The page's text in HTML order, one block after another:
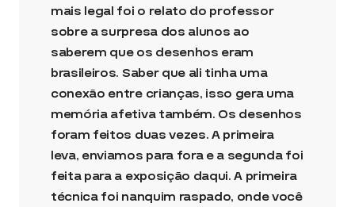
mais legal foi o relato do professor
sobre a surpresa dos alunos ao
saberem que os desenhos eram
brasileiros. Saber que ali tinha uma
conexão entre crianças, isso gera uma
memória afetiva também. Os desenhos
foram feitos duas vezes. A primeira
leva, enviamos para fora e a segunda foi
feita para a exposição daqui. A primeira
técnica foi nanquim raspado, onde você